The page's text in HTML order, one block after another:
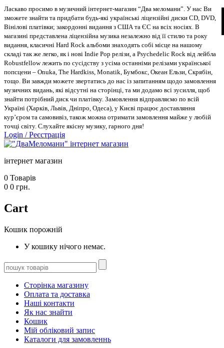
Ласкаво просимо в музичний інтернет-магазин “Два меломани”. У нас Ви
зможете знайти та придбати будь-які українські ліцензійні диски CD, DVD,
Вінілові платівки; закордонні видання з США та ЄС на всіх носіях. В
магазині представлена ліцензійна музика незалежно від її стилю та року
видання, класичні Hard Rock альбоми знаходять собі місце на нашому
складі так же легко, як і нові Indie Pop релізи, а Psychedelic Rock від лейбла
Robustfellow лежить по сусідству з усіма останніми релізами української
попсцени – Onuka, The Hardkiss, Monatik, Бумбокс, Океан Ельзи, Скрябін,
тощо. Ви завжди можете звертатись до нас із запитанням щодо замовлення
музичних видань, які відсутні на сторінці, та ми додамо всі зусилля, щоб
знайти потрібний диск чи платівку. Замовлення відправляємо по всій
Україні (Харків, Львів, Дніпро, Одеса), у Києві працює доставляння
кур’єром та самовивіз, також можна отримати замовлення майже у любій
точці світу. Слухайте якісну музику, гарного дня!
Login /Реєстрація
інтернет магазин
0 Товарів
0 0 грн.
Cart
Кошик порожній
У кошику нічого немає.
Сторінка магазину
Оплата та доставка
Наші контакти
Як нас знайти
Кошик
Мій обліковий запис
Каталоги для замовленнь